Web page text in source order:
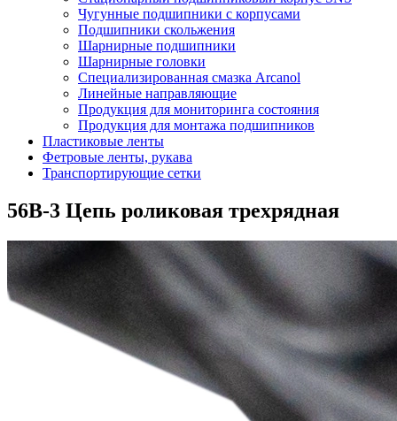
Чугунные подшипники с корпусами
Подшипники скольжения
Шарнирные подшипники
Шарнирные головки
Специализированная смазка Arcanol
Линейные направляющие
Продукция для мониторинга состояния
Продукция для монтажа подшипников
Пластиковые ленты
Фетровые ленты, рукава
Транспортирующие сетки
56B-3 Цепь роликовая трехрядная